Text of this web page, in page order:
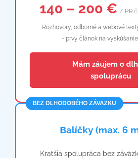
140 – 200 € / PR
Rozhovory, odborné a webové
+ prvý článok na
📩 Mám záujem o
spoluprácu
BEZ DLHODOBÉHO ZÁVÄZKU
📦 Balíčky (max. 6
Kratšia spolupráca bez